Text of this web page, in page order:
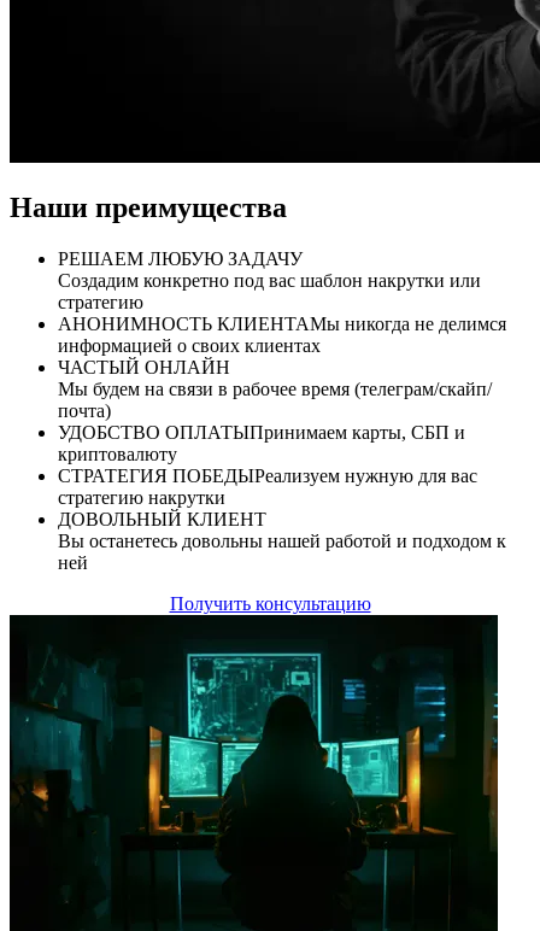
Наши преимущества
РЕШАЕМ ЛЮБУЮ ЗАДАЧУ
Создадим конкретно под вас шаблон накрутки или
стратегию
АНОНИМНОСТЬ КЛИЕНТАМы никогда не делимся
информацией о своих клиентах
ЧАСТЫЙ ОНЛАЙН
Мы будем на связи в рабочее время (телеграм/скайп/
почта)
УДОБСТВО ОПЛАТЫПринимаем карты, СБП и
криптовалюту
СТРАТЕГИЯ ПОБЕДЫРеализуем нужную для вас
стратегию накрутки
ДОВОЛЬНЫЙ КЛИЕНТ
Вы останетесь довольны нашей работой и подходом к
ней
Получить консультацию